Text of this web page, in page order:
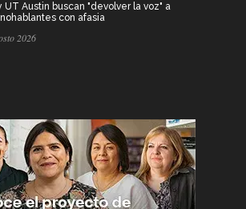
UT Austin buscan "devolver la voz" a
con afasia
2026